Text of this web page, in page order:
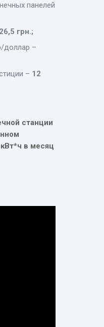
панелей
26,5 грн.;
доллар –
– 12
станции
в месяц